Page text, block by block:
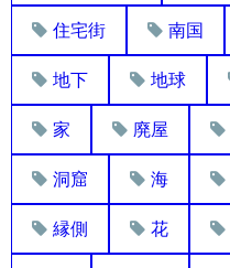
住宅街 南国
地下 地球
家 廃屋
洞窟 海
縁側 花